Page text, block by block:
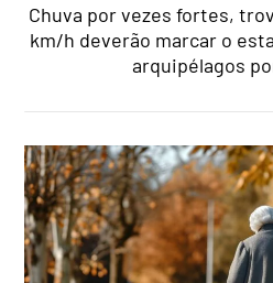
Chuva por vezes fortes,
km/h deverão marcar o
arquipélagos